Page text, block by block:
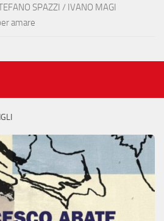
SPAZZI / IVANO MAGI
amare